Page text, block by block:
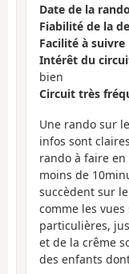
Date de la
Fiabilité de la
Facilité à
Intérêt du
bien
Circuit très
Une rando sur
infos sont
rando à faire en
moins de
succèdent sur
comme les
particulières,
et de la crême
des enfants